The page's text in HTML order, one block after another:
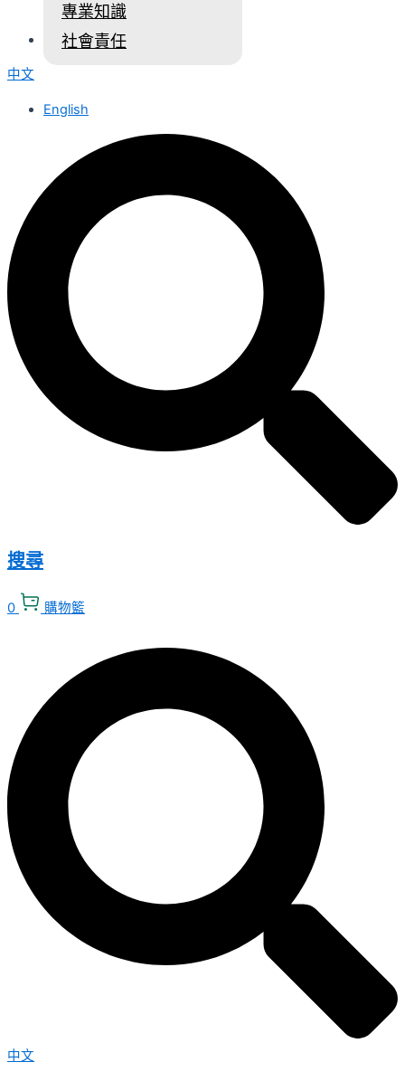
專業知識
社會責任
聯絡我們
中文
English
搜尋
0 購物籃
中文